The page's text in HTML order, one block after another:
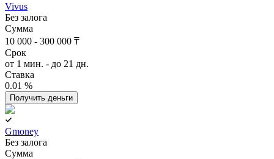
Vivus
Без залога
Сумма
10 000 - 300 000 ₸
Срок
от 1 мин. - до 21 дн.
Ставка
0.01 %
Получить деньги
Gmoney
Без залога
Сумма